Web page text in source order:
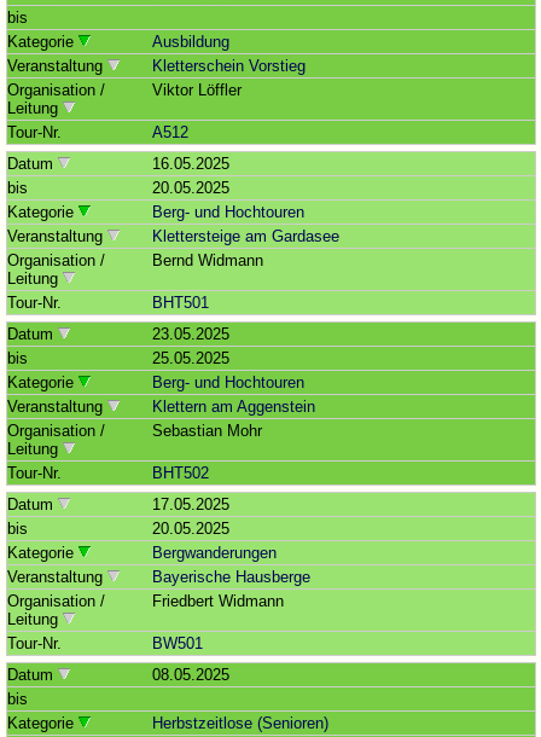
bis
Kategorie
Ausbildung
Veranstaltung
Kletterschein Vorstieg
Organisation /
Leitung
Viktor Löffler
Tour-Nr.
A512
Datum
16.05.2025
bis
20.05.2025
Kategorie
Berg- und Hochtouren
Veranstaltung
Klettersteige am Gardasee
Organisation /
Leitung
Bernd Widmann
Tour-Nr.
BHT501
Datum
23.05.2025
bis
25.05.2025
Kategorie
Berg- und Hochtouren
Veranstaltung
Klettern am Aggenstein
Organisation /
Leitung
Sebastian Mohr
Tour-Nr.
BHT502
Datum
17.05.2025
bis
20.05.2025
Kategorie
Bergwanderungen
Veranstaltung
Bayerische Hausberge
Organisation /
Leitung
Friedbert Widmann
Tour-Nr.
BW501
Datum
08.05.2025
bis
Kategorie
Herbstzeitlose (Senioren)